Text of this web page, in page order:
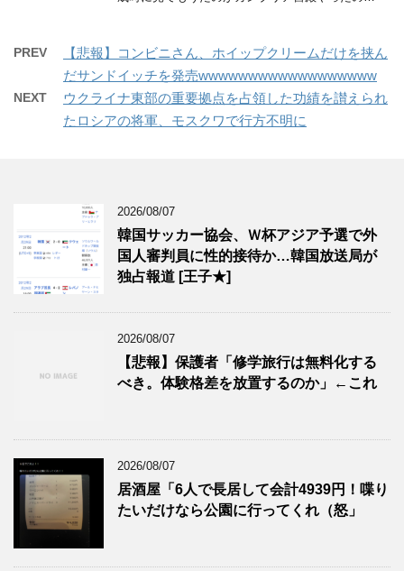
PREV
【悲報】コンビニさん、ホイップクリームだけを挟ん
だサンドイッチを発売wwwwwwwwwwwwwwwwww
NEXT
ウクライナ東部の重要拠点を占領した功績を讃えられ
たロシアの将軍、モスクワで行方不明に
2026/08/07
韓国サッカー協会、Ｗ杯アジア予選で外
国人審判員に性的接待か…韓国放送局が
独占報道 [王子★]
2026/08/07
【悲報】保護者「修学旅行は無料化する
べき。体験格差を放置するのか」←これ
2026/08/07
居酒屋「6人で長居して会計4939円！喋り
たいだけなら公園に行ってくれ（怒」